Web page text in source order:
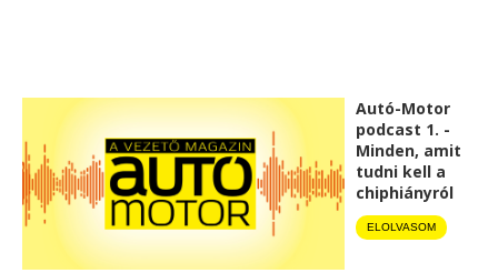
Autó-Motor
podcast 1. -
Minden, amit
tudni kell a
chiphiányról
ELOLVASOM